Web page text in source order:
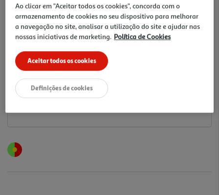
3.5 €/un
3,50 €
Notas de preparação
Ao clicar em "Aceitar todos os cookies", concorda com o
armazenamento de cookies no seu dispositivo para melhorar
a navegação no site, analisar a utilização do site e ajudar nas
nossas iniciativas de marketing. Política de Cookies
Aceitar todos os cookies
Definições de cookies